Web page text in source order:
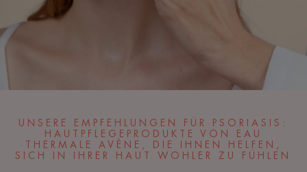
UNSERE EMPFEHLUNGEN FÜR PSORIASIS:
HAUTPFLEGEPRODUKTE VON EAU
THERMALE AVÈNE, DIE IHNEN HELFEN,
SICH IN IHRER HAUT WOHLER ZU FÜHLEN